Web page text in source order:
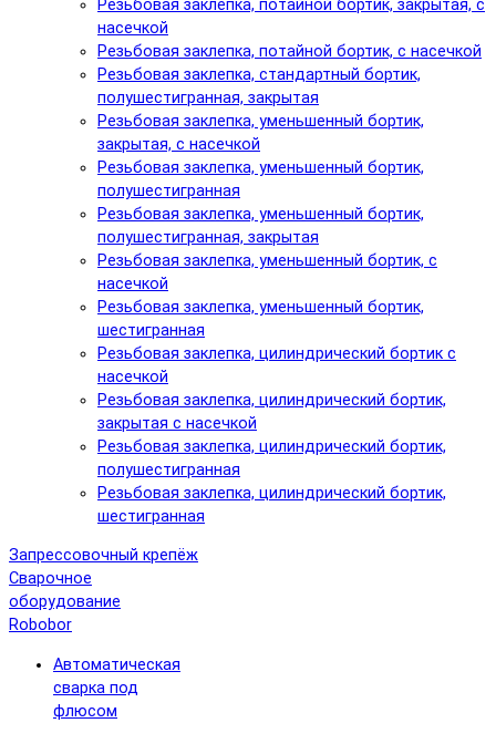
Резьбовая заклепка, потайной бортик, закрытая, с
насечкой
Резьбовая заклепка, потайной бортик, с насечкой
Резьбовая заклепка, стандартный бортик,
полушестигранная, закрытая
Резьбовая заклепка, уменьшенный бортик,
закрытая, с насечкой
Резьбовая заклепка, уменьшенный бортик,
полушестигранная
Резьбовая заклепка, уменьшенный бортик,
полушестигранная, закрытая
Резьбовая заклепка, уменьшенный бортик, с
насечкой
Резьбовая заклепка, уменьшенный бортик,
шестигранная
Резьбовая заклепка, цилиндрический бортик с
насечкой
Резьбовая заклепка, цилиндрический бортик,
закрытая с насечкой
Резьбовая заклепка, цилиндрический бортик,
полушестигранная
Резьбовая заклепка, цилиндрический бортик,
шестигранная
Запрессовочный крепёж
Сварочное
оборудование
Robobor
Автоматическая
сварка под
флюсом